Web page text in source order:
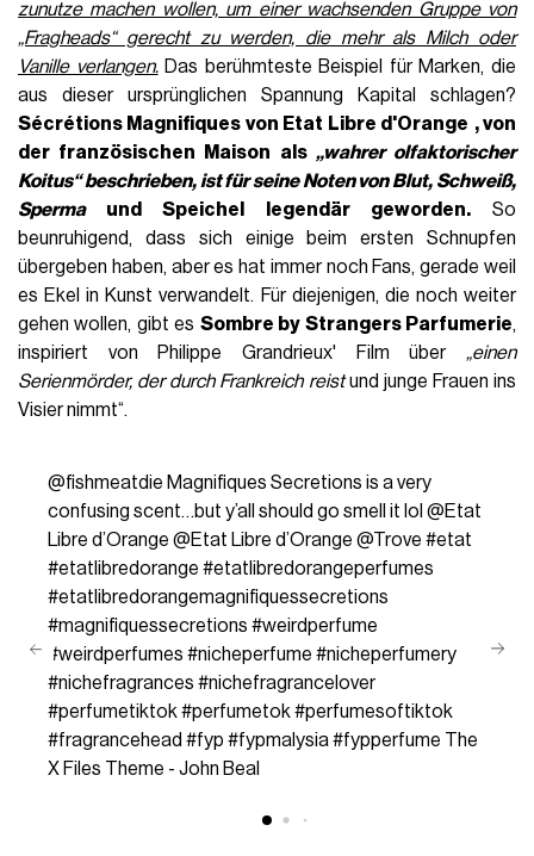
zunutze machen wollen, um einer wachsenden Gruppe von
„Fragheads“ gerecht zu werden, die mehr als Milch oder
Vanille verlangen.Das berühmteste Beispiel für Marken, die
aus dieser ursprünglichen Spannung Kapital schlagen?
Sécrétions Magnifiques von Etat Libre d'Orange , von
der französischen Maison als „wahrer olfaktorischer
Koitus“ beschrieben, ist für seine Noten von Blut, Schweiß,
Spermaund Speichel legendär geworden.So
beunruhigend, dass sich einige beim ersten Schnupfen
übergeben haben, aber es hat immer noch Fans, gerade weil
es Ekel in Kunst verwandelt. Für diejenigen, die noch weiter
gehen wollen, gibt es Sombre by Strangers Parfumerie,
inspiriert von Philippe Grandrieux' Film über „einen
Serienmörder, der durch Frankreich reistund junge Frauen ins
Visier nimmt“.
@fishmeatdie Magnifiques Secretions is a very
confusing scent…but y’all should go smell it lol @Etat
Libre d’Orange @Etat Libre d’Orange @Trove #etat
#etatlibredorange #etatlibredorangeperfumes
#etatlibredorangemagnifiquessecretions
#magnifiquessecretions #weirdperfume
#weirdperfumes #nicheperfume #nicheperfumery
#nichefragrances #nichefragrancelover
#perfumetiktok#perfumetok#perfumesoftiktok
#fragrancehead #fyp #fypmalysia#fypperfume The
X Files Theme - John Beal